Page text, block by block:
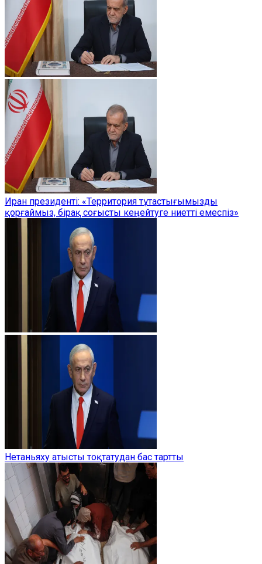
Иран президенті: «Территория тұтастығымызды
қорғаймыз, бірақ соғысты кеңейтуге ниетті емеспіз»
Нетаньяху атысты тоқтатудан бас тартты